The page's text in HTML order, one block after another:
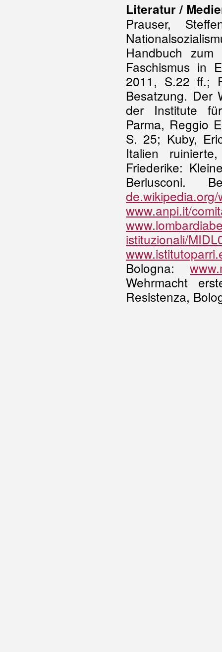
Literatur /
Prauser,
Handbuch zum
Faschismus in
2011, S.22 ff.;
Besatzung. Der
der Institute
Parma, Reggio
S. 25; Kuby,
Italien
Friederike:
Berlusconi.
www.anpi.it/
istituzionali/
Bologna:
Wehrmacht
Resistenza,